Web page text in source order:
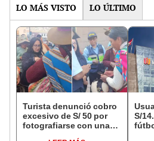
LO MÁS VISTO LO ÚLTIMO
Turista denunció cobro
excesivo de S/ 50 por
fotografiarse con una
S/